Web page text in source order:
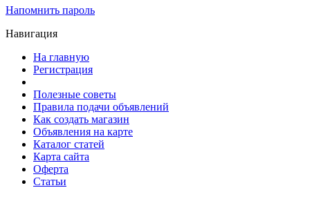
Напомнить пароль
Навигация
На главную
Регистрация
Полезные советы
Правила подачи объявлений
Как создать магазин
Объявления на карте
Каталог статей
Карта сайта
Оферта
Статьи